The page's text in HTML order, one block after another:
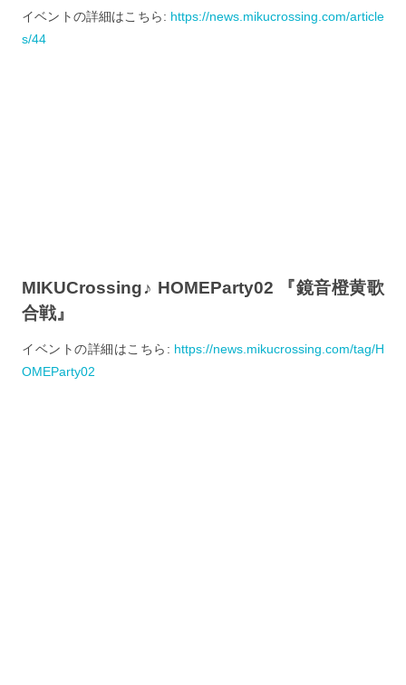
イベントの詳細はこちら: https://news.mikucrossing.com/article
s/44
MIKUCrossing♪ HOMEParty02 『鏡音橙黄歌
合戦』
イベントの詳細はこちら: https://news.mikucrossing.com/tag/H
OMEParty02